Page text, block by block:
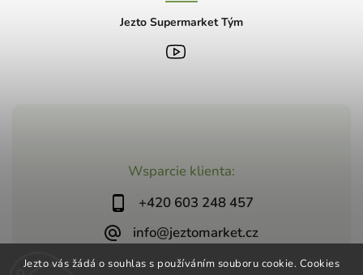
Jezto vás žádá o souhlas s používáním souboru cookie. Cookies
Wsparcie klienta:
+420 603 248 457
info@jeztomarket.cz
Jezto Supermarket Tým